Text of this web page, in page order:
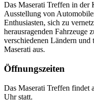
Das Maserati Treffen in der
Ausstellung von
Enthusiasten, sich zu
herausragenden Fahrzeuge
verschiedenen Ländern und
Maserati aus.
Öffnungszeiten
Das Maserati Treffen findet
Uhr statt.